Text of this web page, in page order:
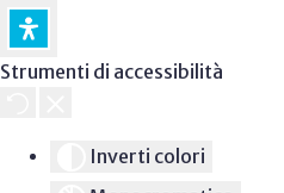
Strumenti di accessibilità
Inverti colori